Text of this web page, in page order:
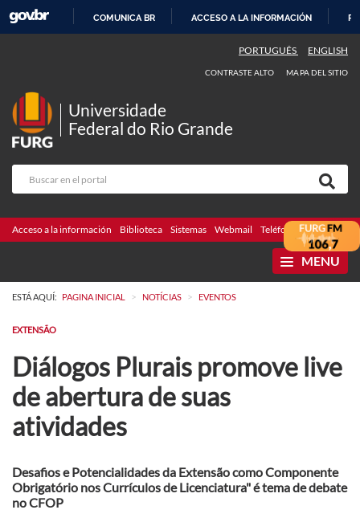
CONTENIDO
COMUNICA BR ACCESO A LA INFORMACIÓN
PORTUGUÊS ENGLISH
CONTRASTE ALTO MAPA DEL SITIO
Universidade
Federal do Rio Grande
Acceso a la información Biblioteca Sistemas Webmail Teléfonos Licitaciones
MENU
ESTÁ AQUÍ: PAGINA INICIAL > NOTÍCIAS > EVENTOS
EXTENSÃO
Diálogos Plurais promove live
de abertura de suas
atividades
Desafios e Potencialidades da Extensão como Componente
Obrigatório nos Currículos de Licenciatura" é tema de debate
no CFOP